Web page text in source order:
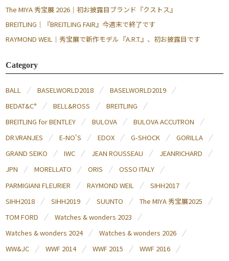
The MIYA 秀宝展 2026｜初お披露目ブランド『クストス』
BREITLING｜『BREITLING FAIR』今週末で終了です
RAYMOND WEIL｜秀宝展で新作モデル『A.R.T.』、初お披露目です
Category
BALL BASELWORLD2018
BASELWORLD2019
BEDAT&C°
BELL&ROSS
BREITLING
BREITLING for BENTLEY
BULOVA
BULOVA ACCUTRON
DR.VRANJES
E-NO'S EDOX G-SHOCK
GORILLA
GRAND SEIKO
IWC JEAN ROUSSEAU
JEANRICHARD
JPN
MORELLATO ORIS
OSSO ITALY
PARMIGIANI FLEURIER
RAYMOND WEIL
SIHH2017
SIHH2018
SIHH2019 SUUNTO
The MIYA 秀宝展2025
TOM FORD
Watches & wonders 2023
Watches & wonders 2024
Watches & wonders 2026
WW&JC
WWF 2014 WWF 2015
WWF 2016